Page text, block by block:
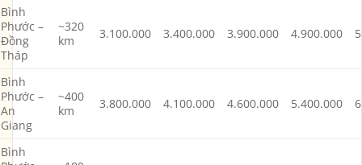
Bình
Phước –
Đồng
Tháp
~320
km
3.100.000 3.400.000 3.900.000 4.900.000
Bình
Phước –
An
Giang
~400
km
3.800.000 4.100.000 4.600.000 5.400.000
Bình